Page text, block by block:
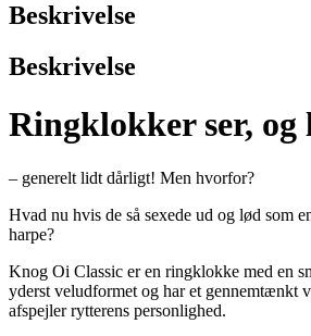
Beskrivelse
Beskrivelse
Ringklokker ser,
– generelt lidt dårligt! Men hvorfor?
Hvad nu hvis de så sexede ud og lød som
harpe?
Knog Oi Classic er en ringklokke med en
yderst veludformet og har et gennemtænkt
afspejler rytterens personlighed.